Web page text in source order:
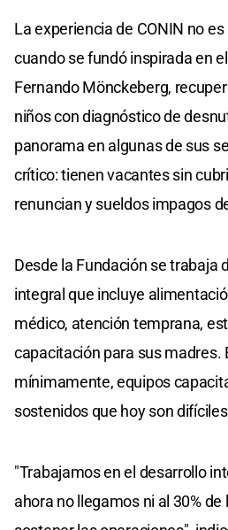
La experiencia de CONIN no
cuando se fundó inspirada en
Fernando Mönckeberg,
niños con diagnóstico de
panorama en algunas de sus
crítico: tienen vacantes sin
renuncian y sueldos impagos
Desde la Fundación se trabaja
integral que incluye
médico, atención temprana,
capacitación para sus madres.
mínimamente, equipos
sostenidos que hoy son
"Trabajamos en el desarrollo
ahora no llegamos ni al 30%